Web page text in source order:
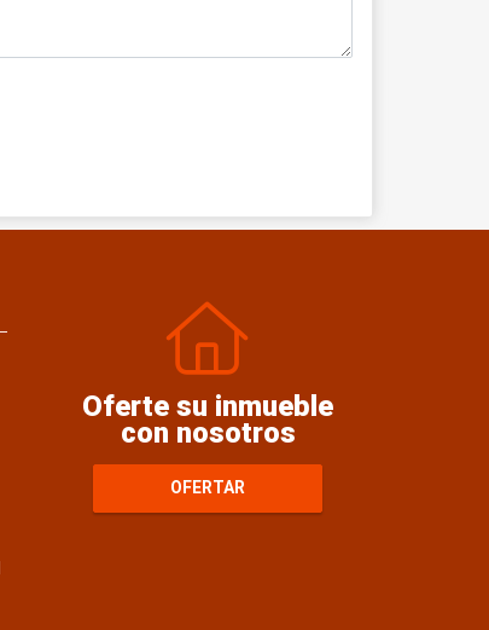
Oferte su inmueble
con nosotros
OFERTAR